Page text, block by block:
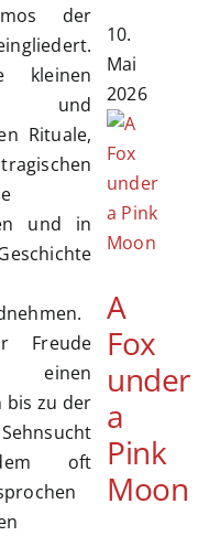
der
kleinen
und
Rituale,
und in
Freude
bis zu der
oft
10.
Mai
2026
A
Fox
under
a
Pink
Moon